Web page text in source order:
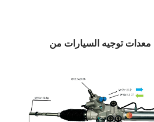
تفاصيل معدات توجيه السيارات من